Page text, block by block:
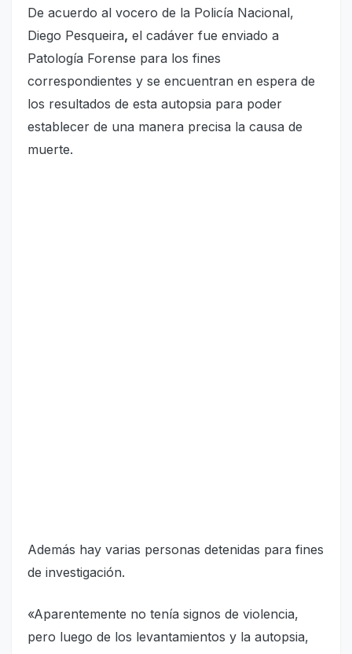
De acuerdo al vocero de la Policía Nacional,
Diego Pesqueira, el cadáver fue enviado a
Patología Forense para los fines
correspondientes y se encuentran en espera de
los resultados de esta autopsia para poder
establecer de una manera precisa la causa de
muerte.
Además hay varias personas detenidas para fines
de investigación.
«Aparentemente no tenía signos de violencia,
pero luego de los levantamientos y la autopsia,